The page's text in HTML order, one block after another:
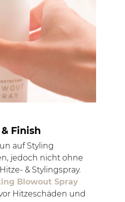
Finish
auf Styling
jedoch nicht ohne
& Stylingspray.
Blowout Spray
Hitzeschäden und